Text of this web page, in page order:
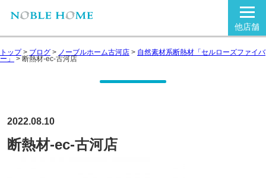
他店舗
トップ> ブログ > ノーブルホーム古河店 > 自然素材系断熱材「セルローズファイバ
ー」 > 断熱材-ec-古河店
2022.08.10
断熱材-ec-古河店